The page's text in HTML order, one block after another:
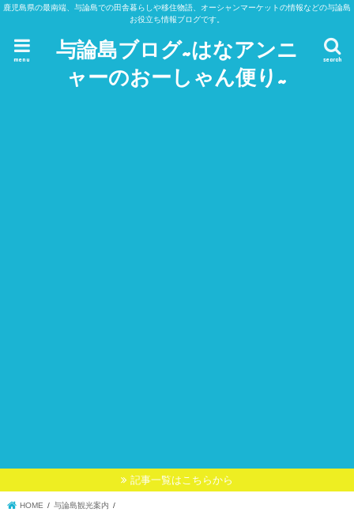
鹿児島県の最南端、与論島での田舎暮らしや移住物語、オーシャンマーケットの情報などの与論島
お役立ち情報ブログです。
与論島ブログ~はなアンニ
ャーのおーしゃん便り~
search
menu
記事一覧はこちらから
HOME
与論島観光案内